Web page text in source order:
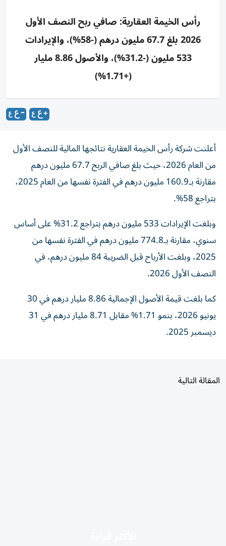
رأس الخيمة العقارية: صافي ربح النصف الأول
2026 بلغ 67.7 مليون درهم (-58%)، والإيرادات
533 مليون (-31.2%)، والأصول 8.86 مليار
(+1.71%)
أعلنت شركة رأس الخيمة العقارية نتائجها المالية للنصف الأول
من العام 2026، حيث بلغ صافي الربح 67.7 مليون درهم
مقارنة بـ160.9 مليون درهم في الفترة نفسها من العام 2025،
بتراجع 58%.
وبلغت الإيرادات 533 مليون درهم بتراجع 31.2% على أساس
سنوي، مقارنة بـ774.8 مليون درهم في الفترة نفسها من
2025، وبلغت الأرباح قبل الضريبة 84 مليون درهم، في
النصف الأول 2026.
كما بلغت قيمة الأصول الإجمالية 8.86 مليار درهم في 30
يونيو 2026، بنمو 1.71% مقابل 8.71 مليار درهم في 31
ديسمبر 2025.
المقالة التالية